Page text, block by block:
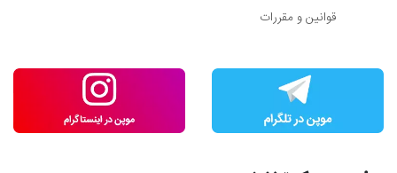
قوانین و مقررات